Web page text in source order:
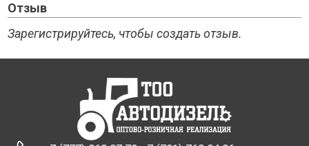
Отзыв
Зарегистрируйтесь, чтобы создать отзыв.